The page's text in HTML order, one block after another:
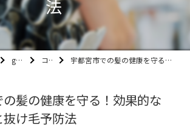
法
gallery コラム 宇都宮市での髪の健康を守る！効果的な頭皮ケアと抜け毛予防法
の髪の健康を守る！効果的な
抜け毛予防法